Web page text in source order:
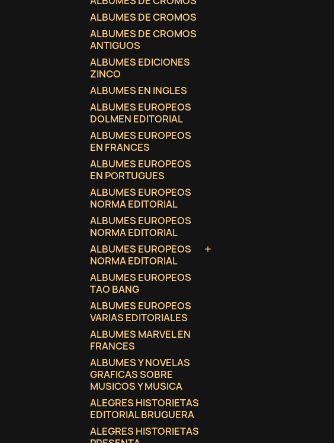
ALBUMES DE CROMOS
ALBUMES DE CROMOS
ANTIGUOS
ALBUMES EDICIONES
ZINCO
ALBUMES EN INGLES
ALBUMES EUROPEOS
DOLMEN EDITORIAL
ALBUMES EUROPEOS
EN FRANCES
ALBUMES EUROPEOS
EN PORTUGUES
ALBUMES EUROPEOS
NORMA EDITORIAL
ALBUMES EUROPEOS
NORMA EDITORIAL
ALBUMES EUROPEOS
NORMA EDITORIAL

ALBUMES EUROPEOS
TAO BANG
ALBUMES EUROPEOS
VARIAS EDITORIALES
ALBUMES MARVEL EN
FRANCES
ALBUMES Y NOVELAS
GRAFICAS SOBRE
MUSICOS Y MUSICA
ALEGRES HISTORIETAS
EDITORIAL BRUGUERA
ALEGRES HISTORIETAS